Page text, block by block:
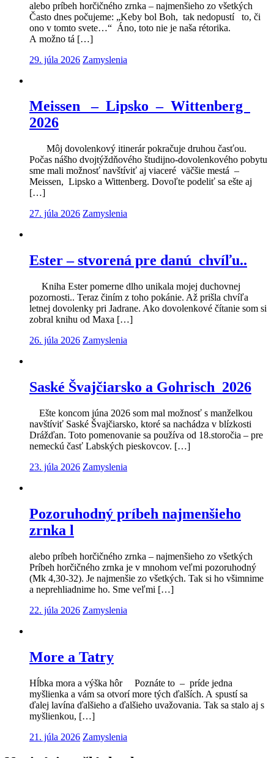
alebo príbeh horčičného zrnka – najmenšieho zo všetkých
Často dnes počujeme: „Keby bol Boh, tak nedopustí to, či
ono v tomto svete…“ Áno, toto nie je naša rétorika.
A možno tá […]
29. júla 2026 Zamyslenia
Meissen – Lipsko – Wittenberg
2026
Môj dovolenkový itinerár pokračuje druhou časťou.
Počas nášho dvojtýždňového študijno-dovolenkového pobytu
sme mali možnosť navštíviť aj viaceré väčšie mestá –
Meissen, Lipsko a Wittenberg. Dovoľte podeliť sa ešte aj
[…]
27. júla 2026 Zamyslenia
Ester – stvorená pre danú chvíľu..
Kniha Ester pomerne dlho unikala mojej duchovnej
pozornosti.. Teraz činím z toho pokánie. Až prišla chvíľa
letnej dovolenky pri Jadrane. Ako dovolenkové čítanie som si
zobral knihu od Maxa […]
26. júla 2026 Zamyslenia
Saské Švajčiarsko a Gohrisch 2026
Ešte koncom júna 2026 som mal možnosť s manželkou
navštíviť Saské Švajčiarsko, ktoré sa nachádza v blízkosti
Drážďan. Toto pomenovanie sa používa od 18.storočia – pre
nemeckú časť Labských pieskovcov. […]
23. júla 2026 Zamyslenia
Pozoruhodný príbeh najmenšieho
zrnka l
alebo príbeh horčičného zrnka – najmenšieho zo všetkých
Príbeh horčičného zrnka je v mnohom veľmi pozoruhodný
(Mk 4,30-32). Je najmenšie zo všetkých. Tak si ho všimnime
a neprehliadnime ho. Sme veľmi […]
22. júla 2026 Zamyslenia
More a Tatry
Hĺbka mora a výška hôr Poznáte to – príde jedna
myšlienka a vám sa otvorí more tých ďalších. A spustí sa
ďalej lavína ďalšieho a ďalšieho uvažovania. Tak sa stalo aj s
myšlienkou, […]
21. júla 2026 Zamyslenia